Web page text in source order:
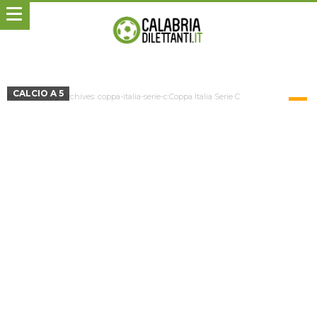
Home Tag Archives: coppa-italia-serie-c:Coppa Italia Serie C
CALCIO A 5